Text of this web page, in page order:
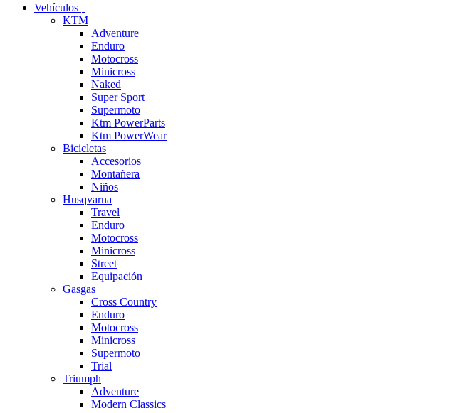
Vehículos
KTM
Adventure
Enduro
Motocross
Minicross
Naked
Super Sport
Supermoto
Ktm PowerParts
Ktm PowerWear
Bicicletas
Accesorios
Montañera
Niños
Husqvarna
Travel
Enduro
Motocross
Minicross
Street
Equipación
Gasgas
Cross Country
Enduro
Motocross
Minicross
Supermoto
Trial
Triumph
Adventure
Modern Classics